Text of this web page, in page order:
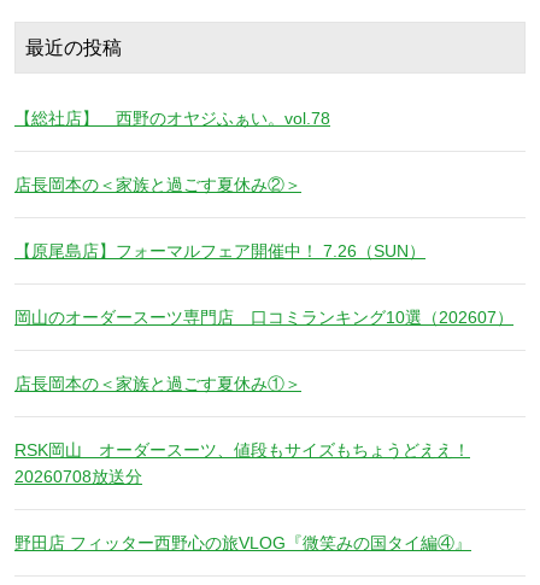
最近の投稿
【総社店】 西野のオヤジふぁい。vol.78
店長岡本の＜家族と過ごす夏休み②＞
【原尾島店】フォーマルフェア開催中！ 7.26（SUN）
岡山のオーダースーツ専門店 口コミランキング10選（202607）
店長岡本の＜家族と過ごす夏休み①＞
RSK岡山 オーダースーツ、値段もサイズもちょうどええ！
20260708放送分
野田店 フィッター西野心の旅VLOG『微笑みの国タイ編④』